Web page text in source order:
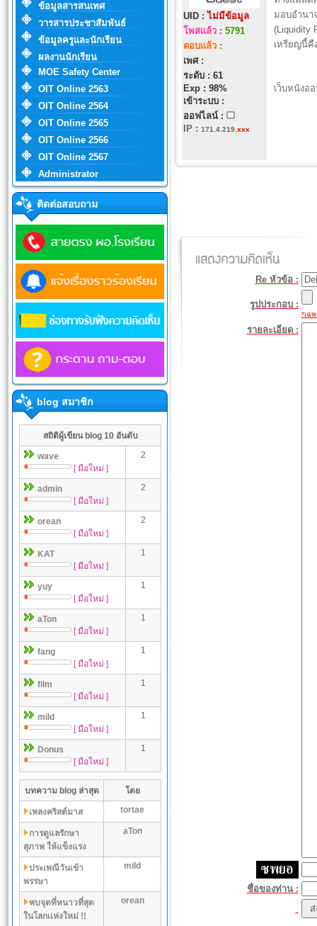
ข้อมูลสารสนเทศ
วารสารประชาสัมพันธ์
ข้อมูลครูและนักเรียน
ผลงานนักเรียน
MOE Safety Center
OIT Online 2563
OIT Online 2564
OIT Online 2565
OIT Online 2566
OIT Online 2567
Administrator
ติดต่อสอบถาม
blog สมาชิก
สถิติผู้เขียน blog 10 อันดับ
wave
[ มือใหม่ ]
2
admin
[ มือใหม่ ]
2
orean
[ มือใหม่ ]
2
KAT
[ มือใหม่ ]
1
yuy
[ มือใหม่ ]
1
aTon
[ มือใหม่ ]
1
fang
[ มือใหม่ ]
1
film
[ มือใหม่ ]
1
mild
[ มือใหม่ ]
1
Donus
[ มือใหม่ ]
1
บทความ blog ล่าสุด โดย
เพลงคริสต์มาส tortae
การดูแลรักษา
สุภาพ ให้แข็งแรง
aTon
ประเพณีวันเข้า
พรรษา
mild
พบจุดที่หนาวที่สุด
ในโลกเเห่งใหม่ !!
orean
UID :ไม่มีข้อมูล
โพสแล้ว: 5791
ตอบแล้ว:
เพศ :
ระดับ : 61
Exp : 98%
เข้าระบบ :
ออฟไลน์ :
IP : 171.4.219. xxx
มอบอำนา
(Liquidity
เหรียญนี้คื
เว็บหนังอ
Re หัวข้อ :
รูปประกอบ :
*เฉ
รายละเอียด :
ชื่อของท่าน :